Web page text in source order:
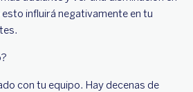
influirá negativamente en tu
con tu equipo. Hay decenas de